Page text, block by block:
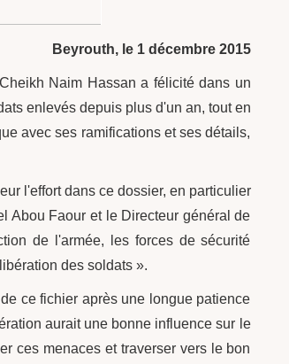
Beyrouth, le 1 décembre 2015
Naim Hassan a félicité dans un
enlevés depuis plus d'un an, tout en
avec ses ramifications et ses détails,
l'effort dans ce dossier, en particulier
Abou Faour et le Directeur général de
de l'armée, les forces de sécurité
des soldats ».
ce fichier après une longue patience
aurait une bonne influence sur le
ces menaces et traverser vers le bon